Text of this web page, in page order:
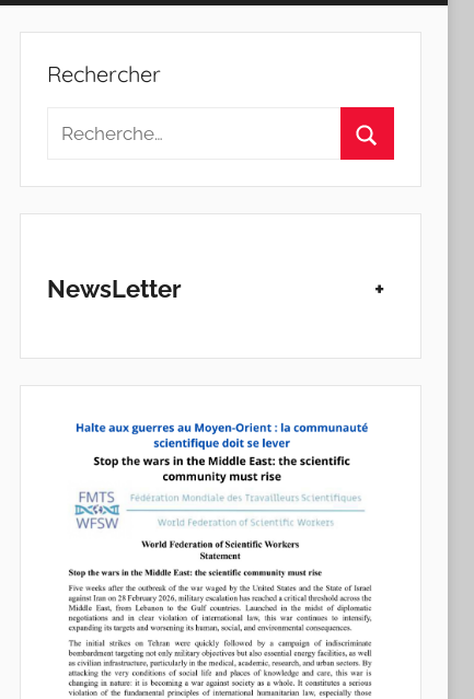
Rechercher
Recherche
:
NewsLetter +